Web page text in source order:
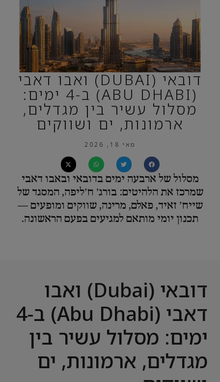
דובאי (DUBAI) ואבו דאבי
(ABU DHABI) ב-4 ימים:
מסלול עשיר בין מגדלים,
ארמונות, ים ושווקים
מאי 18, 2026
מסלול של ארבעה ימים בדובאי ובאבו דאבי
שמרכז את הלהיטים: בורג׳ ח׳ליפה, המסגד של
שייח׳ זאיד, פאלם, מרינה, שווקים ומופעים —
תכנון יומי מותאם למגיעים בפעם הראשונה.
דובאי (Dubai) ואבו
דאבי (Abu Dhabi) ב-4
ימים: מסלול עשיר בין
מגדלים, ארמונות, ים